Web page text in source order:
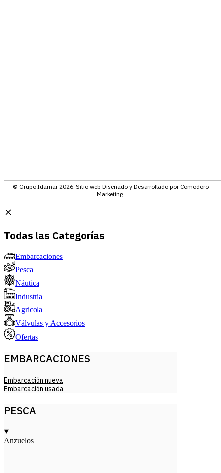
© Grupo Idamar 2026. Sitio web Diseñado y Desarrollado por Comodoro
Marketing.
Todas las Categorías
Embarcaciones
Pesca
Náutica
Industria
Agricola
Válvulas y Accesorios
Ofertas
EMBARCACIONES
Embarcación nueva
Embarcación usada
PESCA
Anzuelos